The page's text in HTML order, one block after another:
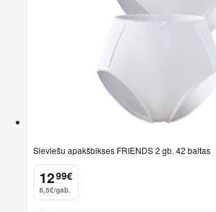
Sieviešu apakšbikses FRIENDS 2 gb. 42 baltas
12
. 99€
6,5€/gab.